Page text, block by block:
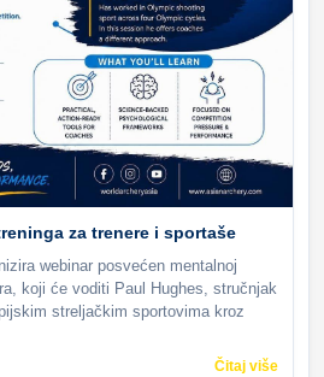
za trenere i sportaše
webinar posvećen mentalnoj
koji će voditi Paul Hughes, stručnjak
streljačkim sportovima kroz
Čitaj više